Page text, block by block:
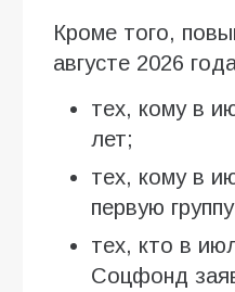
Кроме того,
августе 2026
тех, кому в
лет;
тех, кому в
первую
тех, кто в
Соцфонд